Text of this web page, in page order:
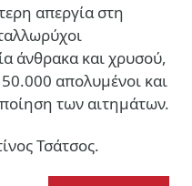
απεργία στη
άνθρακα και χρυσού,
απολυμένοι και
των αιτημάτων.
Τσάτσος.